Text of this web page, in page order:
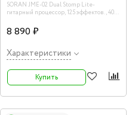
SORAN JME-02 Dual Stomp Lite-
гитарный процессор, 125 эффектов., 40
8 890 ₽
Характеристики
Купить